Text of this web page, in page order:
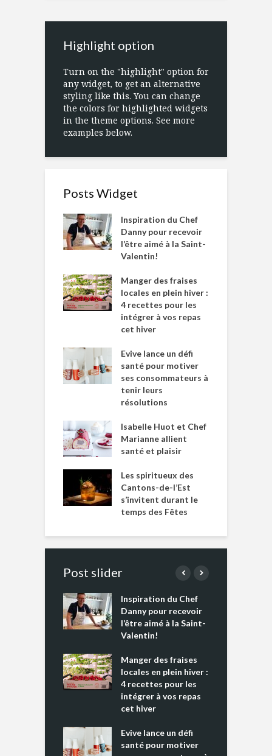
Highlight option
Turn on the "highlight" option for
any widget, to get an alternative
styling like this. You can change
the colors for highlighted widgets
in the theme options. See more
examples below.
Posts Widget
Inspiration du Chef
Danny pour recevoir
l’être aimé à la Saint-
Valentin!
Manger des fraises
locales en plein hiver :
4 recettes pour les
intégrer à vos repas
cet hiver
Evive lance un défi
santé pour motiver
ses consommateurs à
tenir leurs
résolutions
Isabelle Huot et Chef
Marianne allient
santé et plaisir
Les spiritueux des
Cantons-de-l’Est
s’invitent durant le
temps des Fêtes
Post slider
Inspiration du Chef
Danny pour recevoir
l’être aimé à la Saint-
Valentin!
Manger des fraises
locales en plein hiver :
4 recettes pour les
intégrer à vos repas
cet hiver
Evive lance un défi
santé pour motiver